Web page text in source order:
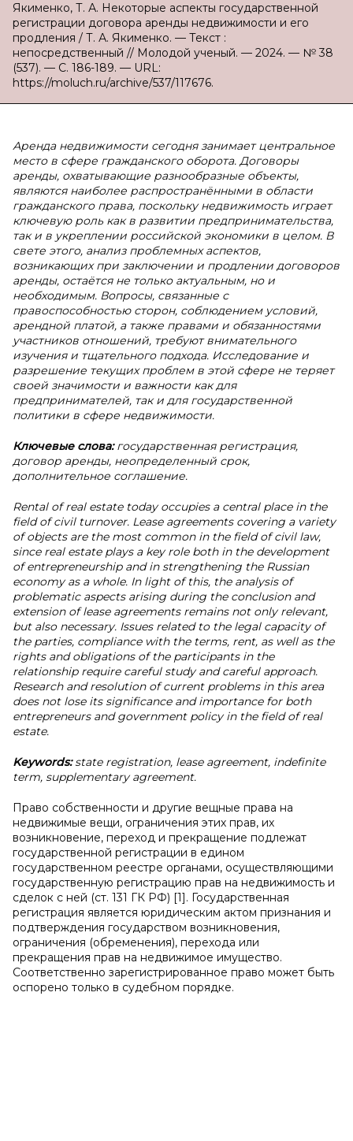
Якименко, Т. А. Некоторые аспекты государственной
регистрации договора аренды недвижимости и его
продления / Т. А. Якименко. — Текст :
непосредственный // Молодой ученый. — 2024. — № 38
(537). — С. 186-189. — URL:
https://moluch.ru/archive/537/117676.
Аренда недвижимости сегодня занимает центральное
место в сфере гражданского оборота. Договоры
аренды, охватывающие разнообразные объекты,
являются наиболее распространёнными в области
гражданского права, поскольку недвижимость играет
ключевую роль как в развитии предпринимательства,
так и в укреплении российской экономики в целом. В
свете этого, анализ проблемных аспектов,
возникающих при заключении и продлении договоров
аренды, остаётся не только актуальным, но и
необходимым. Вопросы, связанные с
правоспособностью сторон, соблюдением условий,
арендной платой, а также правами и обязанностями
участников отношений, требуют внимательного
изучения и тщательного подхода. Исследование и
разрешение текущих проблем в этой сфере не теряет
своей значимости и важности как для
предпринимателей, так и для государственной
политики в сфере недвижимости.
Ключевые слова:государственная регистрация,
договор аренды, неопределенный срок,
дополнительное соглашение.
Rental of real estate today occupies a central place in the
field of civil turnover. Lease agreements covering a variety
of objects are the most common in the field of civil law,
since real estate plays a key role both in the development
of entrepreneurship and in strengthening the Russian
economy as a whole. In light of this, the analysis of
problematic aspects arising during the conclusion and
extension of lease agreements remains not only relevant,
but also necessary. Issues related to the legal capacity of
the parties, compliance with the terms, rent, as well as the
rights and obligations of the participants in the
relationship require careful study and careful approach.
Research and resolution of current problems in this area
does not lose its significance and importance for both
entrepreneurs and government policy in the field of real
estate.
Keywords:state registration, lease agreement, indefinite
term, supplementary agreement.
Право собственности и другие вещные права на
недвижимые вещи, ограничения этих прав, их
возникновение, переход и прекращение подлежат
государственной регистрации в едином
государственном реестре органами, осуществляющими
государственную регистрацию прав на недвижимость и
сделок с ней (ст. 131 ГК РФ) [1]. Государственная
регистрация является юридическим актом признания и
подтверждения государством возникновения,
ограничения (обременения), перехода или
прекращения прав на недвижимое имущество.
Соответственно зарегистрированное право может быть
оспорено только в судебном порядке.